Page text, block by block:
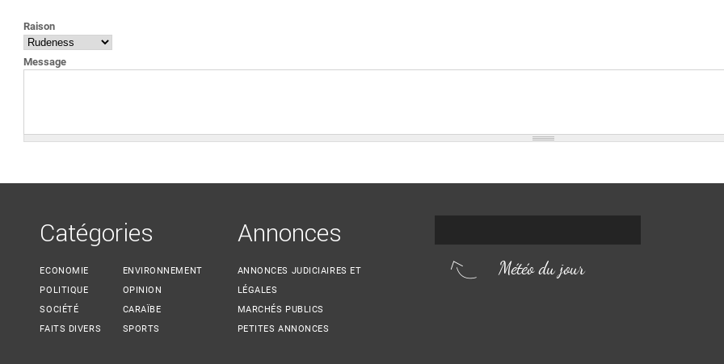
Raison
Message
Catégories
ECONOMIE
POLITIQUE
SOCIÉTÉ
FAITS DIVERS
ENVIRONNEMENT
OPINION
CARAÏBE
SPORTS
Annonces
ANNONCES JUDICIAIRES ET
LÉGALES
MARCHÉS PUBLICS
PETITES ANNONCES
Météo du jour